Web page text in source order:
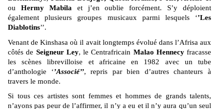
ou Hermy Mabila et j’en oublie forcément. S’y déploient
également plusieurs groupes musicaux parmi lesquels ‘’Les
Diablotins’’.
Venant de Kinshasa où il avait longtemps évolué dans l’Afrisa aux
côtés de Seigneur Ley, le Centrafricain Malao Hennecyfracasse
les scènes librevilloise et africaine en 1982 avec un tube
d’anthologie ‘’Associé’’, repris par bien d’autres chanteurs à
travers le monde.
Si tous ces artistes sont femmes et hommes de grands talents,
n’ayons pas peur de l’affirmer, il n’y a eu et il n’y aura qu’un seul